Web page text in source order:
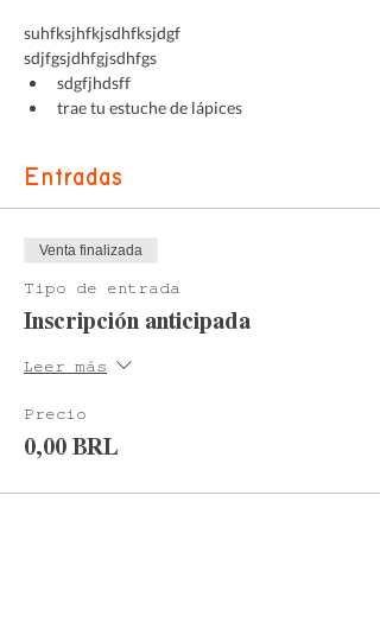
suhfksjhfkjsdhfksjdgf
sdjfgsjdhfgjsdhfgs
sdgfjhdsff
trae tu estuche de lápices
Entradas
Venta finalizada
Tipo de entrada
Inscripción anticipada
Leer más
Precio
0,00 BRL